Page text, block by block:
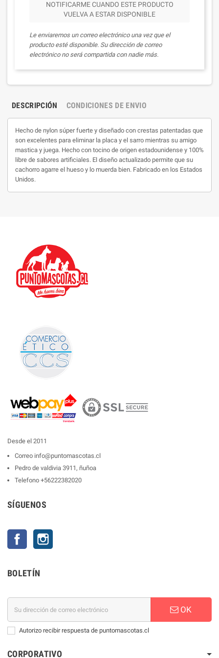
NOTIFICARME CUANDO ESTE PRODUCTO
VUELVA A ESTAR DISPONIBLE
Le enviaremos un correo electrónico una vez que el
producto esté disponible. Su dirección de correo
electrónico no será compartida con nadie más.
DESCRIPCIÓN CONDICIONES DE ENVIO
Hecho de nylon súper fuerte y diseñado con crestas patentadas que
son excelentes para eliminar la placa y el sarro mientras su amigo
mastica y juega. Hecho con tocino de origen estadounidense y 100%
libre de sabores artificiales. El diseño actualizado permite que su
cachorro agarre el hueso y lo muerda bien. Fabricado en los Estados
Unidos.
Desde el 2011
Correo info@puntomascotas.cl
Pedro de valdivia 3911, ñuñoa
Telefono +56222382020
SÍGUENOS
Facebook
BOLETÍN
OK
Autorizo recibir respuesta de puntomascotas.cl
CORPORATIVO